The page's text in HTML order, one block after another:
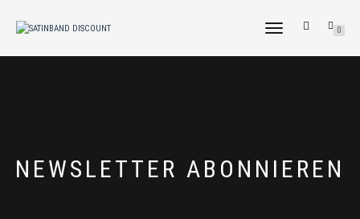
NAVIGATION
0
NEWSLETTER ABONNIEREN